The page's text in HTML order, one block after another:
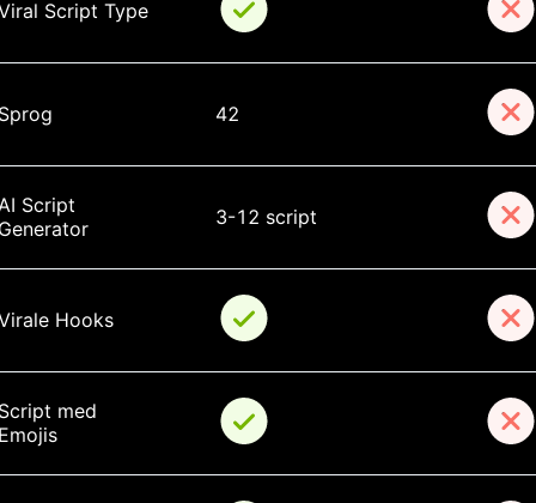
Script Type
42
Script
3-12 script
Hooks
med